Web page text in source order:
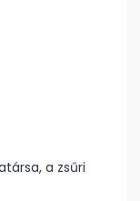
a zsűri